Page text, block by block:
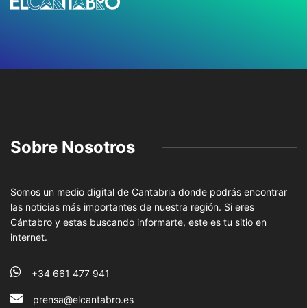
Sobre Nosotros
Somos un medio digital de Cantabria donde podrás encontrar
las noticias más importantes de nuestra región. Si eres
Cántabro y estas buscando informarte, este es tu sitio en
internet.
+34 661 477 941
prensa@elcantabro.es